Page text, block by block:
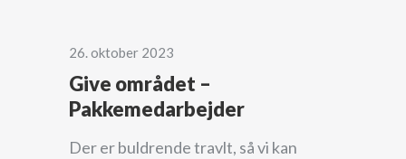
26. oktober 2023
Give området –
Pakkemedarbejder
Der er buldrende travlt, så vi kan